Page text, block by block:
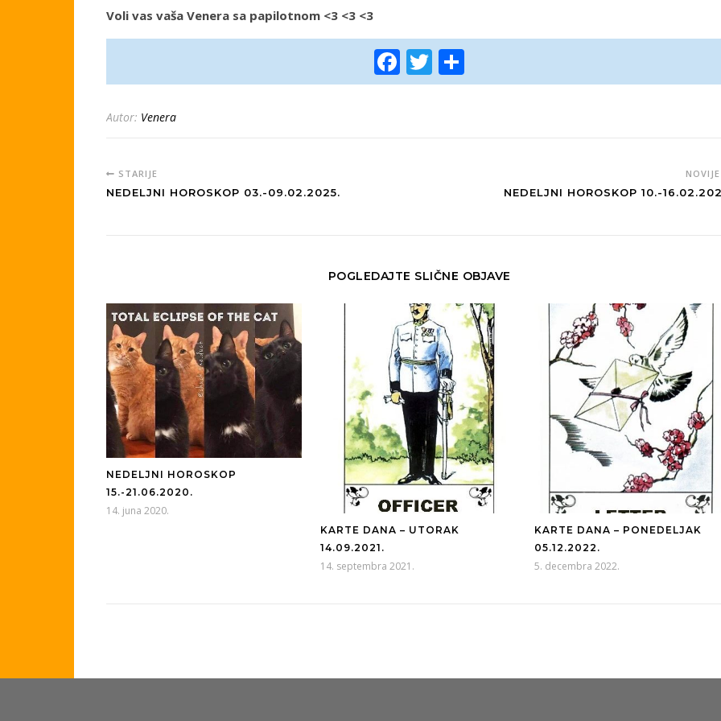
Voli vas vaša Venera sa papilotnom <3 <3 <3
Facebook
Twitter
Autor: Venera
STARIJE
NEDELJNI HOROSKOP 03.-09.02.2025. NEDELJNI HOROSKOP 10.-
POGLEDAJTE SLIČNE OBJAVE
NEDELJNI HOROSKOP
15.-21.06.2020.
14. juna 2020.
KARTE DANA – UTORAK
14.09.2021.
14. septembra 2021.
KARTE DANA – PONEDELJAK
05.12.2022.
5. decembra 2022.